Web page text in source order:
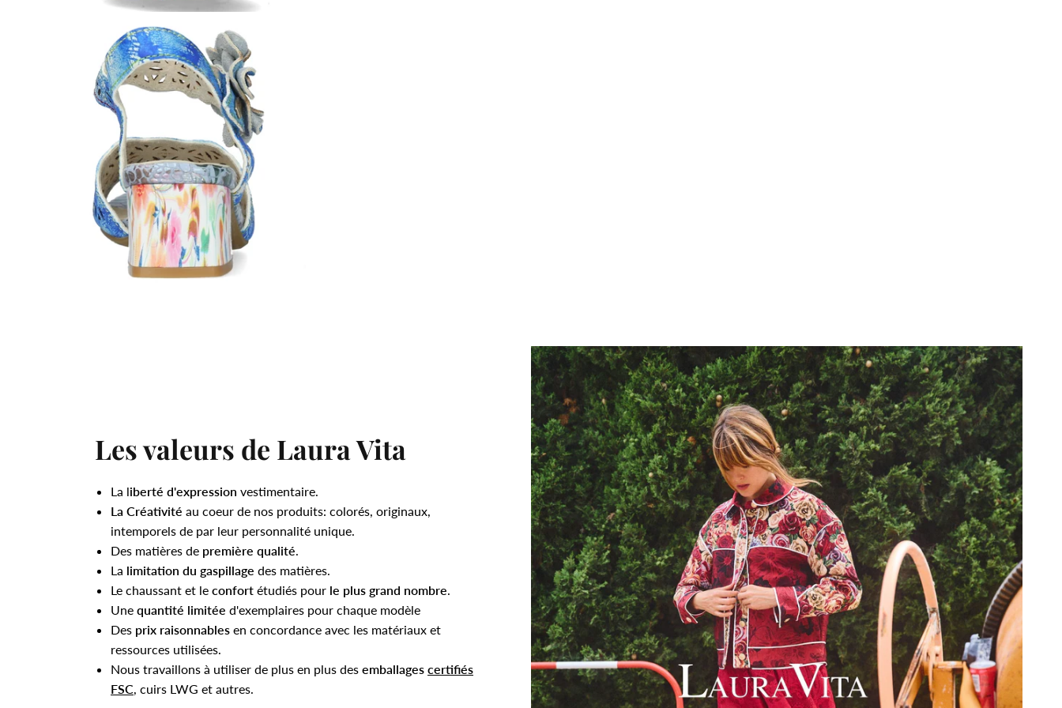
Les valeurs de Laura Vita
La liberté d'expression vestimentaire.
La Créativité au coeur de nos produits: colorés, originaux,
intemporels de par leur personnalité unique.
Des matières de première qualité
La limitation du gaspillage des matières.
Le chaussant et le confort étudiés pour le plus grand nombre
Une quantité limitée d'exemplaires pour chaque modèle
Des prix raisonnables en concordance avec les matériaux et
ressources utilisées.
Nous travaillons à utiliser de plus en plus des emballages certifiés
FSC , cuirs LWG et autres.